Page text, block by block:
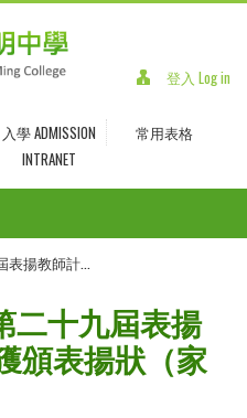
登入 Log in
入學 ADMISSION
常用表格
INTRANET
揚教師計...
二十九屆表揚
頒表揚狀（家